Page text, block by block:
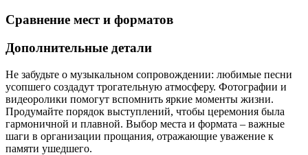
Сравнение мест и форматов
Дополнительные детали
Не забудьте о музыкальном сопровождении: любимые песни
усопшего создадут трогательную атмосферу. Фотографии и
видеоролики помогут вспомнить яркие моменты жизни.
Продумайте порядок выступлений, чтобы церемония была
гармоничной и плавной. Выбор места и формата – важные
шаги в организации прощания, отражающие уважение к
памяти ушедшего.